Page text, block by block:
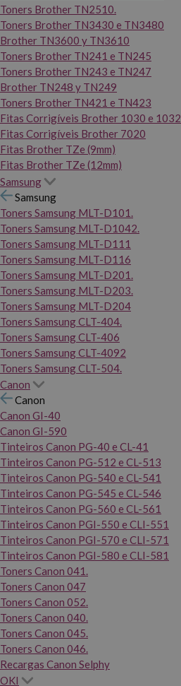
Toners Brother TN2510.
Toners Brother TN3430 e TN3480
Brother TN3600 y TN3610
Toners Brother TN241 e TN245
Toners Brother TN243 e TN247
Brother TN248 y TN249
Toners Brother TN421 e TN423
Fitas Corrigíveis Brother 1030 e 1032
Fitas Corrigíveis Brother 7020
Fitas Brother TZe (9mm)
Fitas Brother TZe (12mm)
Samsung
Samsung
Toners Samsung MLT-D101.
Toners Samsung MLT-D1042.
Toners Samsung MLT-D111
Toners Samsung MLT-D116
Toners Samsung MLT-D201.
Toners Samsung MLT-D203.
Toners Samsung MLT-D204
Toners Samsung CLT-404.
Toners Samsung CLT-406
Toners Samsung CLT-4092
Toners Samsung CLT-504.
Canon
Canon
Canon GI-40
Canon GI-590
Tinteiros Canon PG-40 e CL-41
Tinteiros Canon PG-512 e CL-513
Tinteiros Canon PG-540 e CL-541
Tinteiros Canon PG-545 e CL-546
Tinteiros Canon PG-560 e CL-561
Tinteiros Canon PGI-550 e CLI-551
Tinteiros Canon PGI-570 e CLI-571
Tinteiros Canon PGI-580 e CLI-581
Toners Canon 041.
Toners Canon 047
Toners Canon 052.
Toners Canon 040.
Toners Canon 045.
Toners Canon 046.
Recargas Canon Selphy
OKI